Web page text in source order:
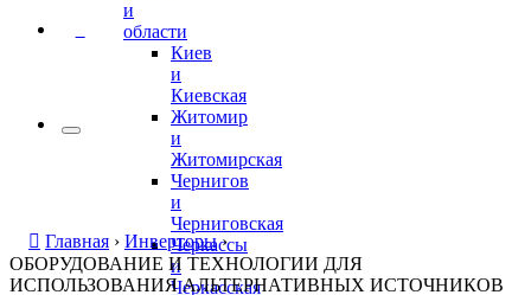
и
области
Киев
и
Киевская
Житомир
и
Житомирская
Чернигов
и
Черниговская
Черкассы
и
Черкасская
Главная › Инверторы›
ОБОРУДОВАНИЕ И ТЕХНОЛОГИИ ДЛЯ
ИСПОЛЬЗОВАНИЯ АЛЬТЕРНАТИВНЫХ ИСТОЧНИКОВ